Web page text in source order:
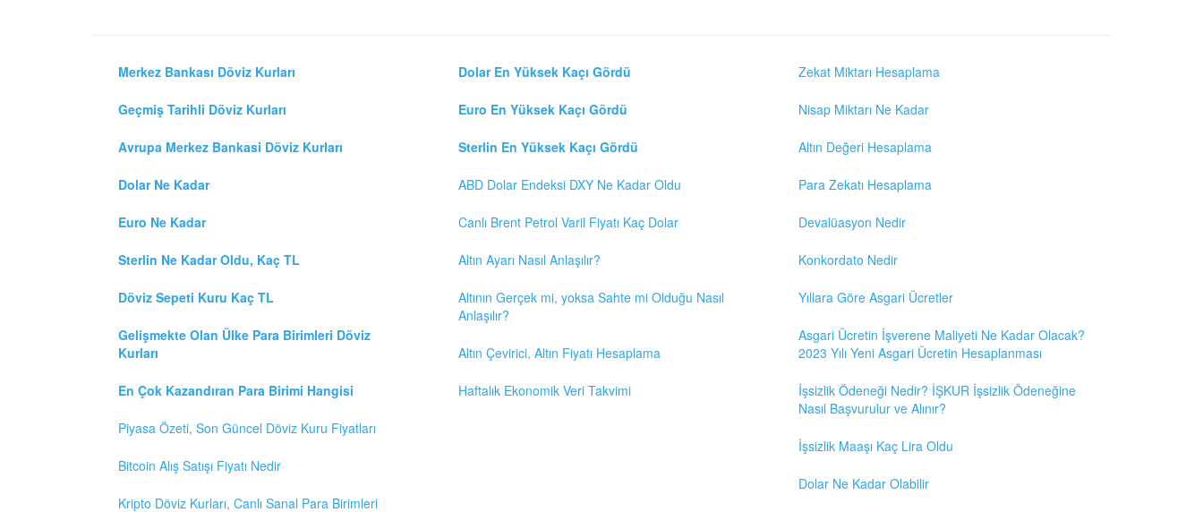
Merkez Bankası Döviz Kurları
Geçmiş Tarihli Döviz Kurları
Avrupa Merkez Bankasi Döviz Kurları
Dolar Ne Kadar
Euro Ne Kadar
Sterlin Ne Kadar Oldu, Kaç TL
Döviz Sepeti Kuru Kaç TL
Gelişmekte Olan Ülke Para Birimleri Döviz
Kurları
En Çok Kazandıran Para Birimi Hangisi
Piyasa Özeti, Son Güncel Döviz Kuru Fiyatları
Bitcoin Alış Satışı Fiyatı Nedir
Kripto Döviz Kurları, Canlı Sanal Para Birimleri
Dolar En Yüksek Kaçı Gördü
Euro En Yüksek Kaçı Gördü
Sterlin En Yüksek Kaçı Gördü
ABD Dolar Endeksi DXY Ne Kadar Oldu
Canlı Brent Petrol Varil Fiyatı Kaç Dolar
Altın Ayarı Nasıl Anlaşılır?
Altının Gerçek mi, yoksa Sahte mi Olduğu Nasıl
Anlaşılır?
Altın Çevirici, Altın Fiyatı Hesaplama
Haftalık Ekonomik Veri Takvimi
Zekat Miktarı Hesaplama
Nisap Miktarı Ne Kadar
Altın Değeri Hesaplama
Para Zekatı Hesaplama
Devalüasyon Nedir
Konkordato Nedir
Yıllara Göre Asgari Ücretler
Asgari Ücretin İşverene Maliyeti Ne Kadar Olacak?
2023 Yılı Yeni Asgari Ücretin Hesaplanması
İşsizlik Ödeneği Nedir? İŞKUR İşsizlik Ödeneğine
Nasıl Başvurulur ve Alınır?
İşsizlik Maaşı Kaç Lira Oldu
Dolar Ne Kadar Olabilir